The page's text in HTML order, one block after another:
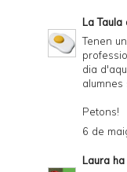
La
Tenen
dia
alumnes
Petons!
6 de
Laura ha